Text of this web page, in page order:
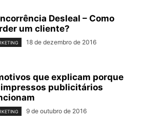
Desleal – Como
um cliente?
18 de dezembro de 2016
que explicam porque
publicitários
9 de outubro de 2016